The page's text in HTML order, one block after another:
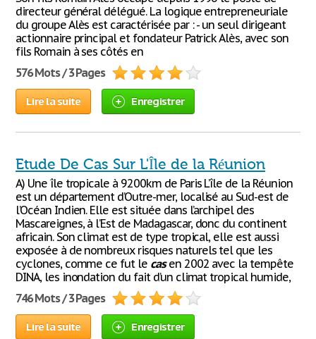
directeur général délégué. La logique entrepreneuriale
du groupe Alès est caractérisée par : - un seul dirigeant
actionnaire principal et fondateur Patrick Alès, avec son
fils Romain à ses côtés en
576 Mots / 3 Pages
Lire la suite Enregistrer
Etude De Cas Sur L'Île de la Réunion
A) Une île tropicale à 9200km de Paris L’île de la Réunion
est un département d’Outre-mer, localisé au Sud-est de
l’Océan Indien. Elle est située dans l’archipel des
Mascareignes, à l’Est de Madagascar, donc du continent
africain. Son climat est de type tropical, elle est aussi
exposée à de nombreux risques naturels tel que les
cyclones, comme ce fut le casen 2002 avec la tempête
DINA, les inondation du fait d’un climat tropical humide,
746 Mots / 3 Pages
Lire la suite Enregistrer